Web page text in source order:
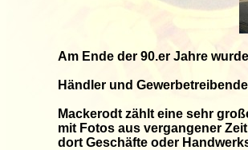
Am Ende der 90.er Jahre
Händler und
Mackerodt zählt eine sehr
mit Fotos aus vergangener
dort Geschäfte oder